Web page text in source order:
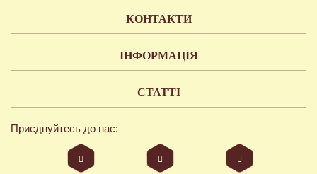
КОНТАКТИ
ІНФОРМАЦІЯ
СТАТТІ
Приєднуйтесь до нас: